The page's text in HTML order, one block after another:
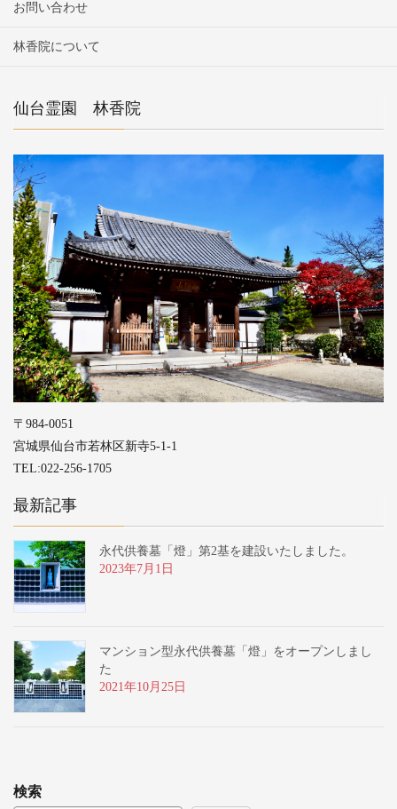
お問い合わせ
林香院について
仙台霊園 林香院
〒984-0051
宮城県仙台市若林区新寺5-1-1
TEL:022-256-1705
最新記事
永代供養墓「燈」第2基を建設いたしました。
2023年7月1日
マンション型永代供養墓「燈」をオープンしまし
た
2021年10月25日
検索